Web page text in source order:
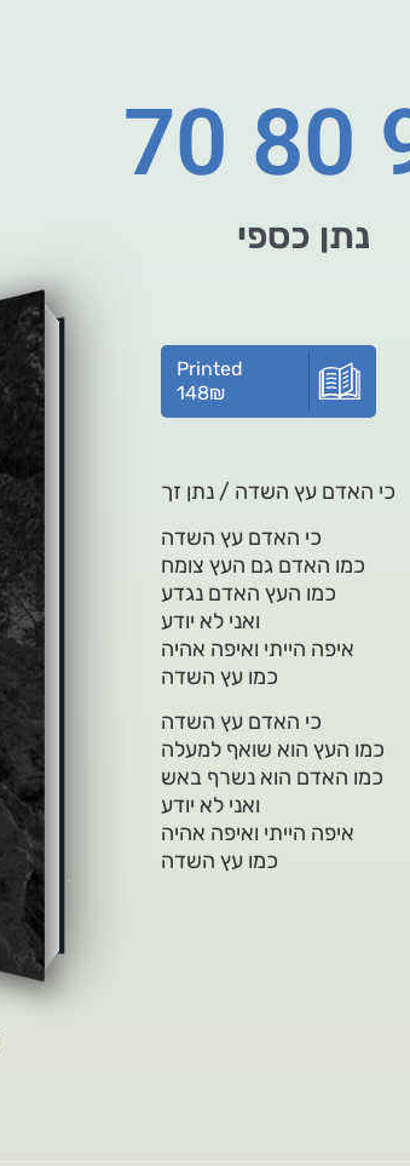
70 80
נתן כספי
Printed
148₪
כי האדם עץ השדה / נתן זך
כי האדם עץ השדה
כמו האדם גם העץ צומח
כמו העץ האדם נגדע
ואני לא יודע
איפה הייתי ואיפה אהיה
כמו עץ השדה
כי האדם עץ השדה
כמו העץ הוא שואף למעלה
כמו האדם הוא נשרף באש
ואני לא יודע
איפה הייתי ואיפה אהיה
כמו עץ השדה